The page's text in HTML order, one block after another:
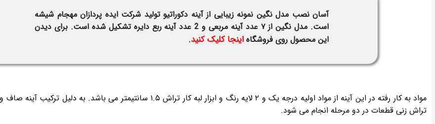
آسان نصب مدل نگین نمونه زیبایی از آینه دکوراتیو تولید شرکت ایده پردازان مهجام شیشه
است. مدل نگین از ۷ عدد آینه مربعی و 2 عدد آینه ربع دایره تشکیل شده است. برای دیدن
این محصول روی فروشگاهاینجا کلیک کنید.
مواد به کار رفته در این آینه از مواد اولیه درجه یک و ۲ لایه رنگ و ابزار لبه کار تراش ۱.۵ سانتیمتر می
تراش زنی قطعات در دو مرحله انجام می شود.